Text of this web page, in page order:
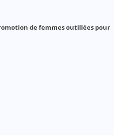
de femmes outillées pour